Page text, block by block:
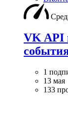
VK API
1
13 мая
133